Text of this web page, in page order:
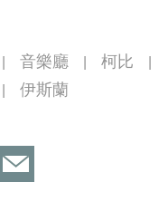
音樂廳 柯比
伊斯蘭